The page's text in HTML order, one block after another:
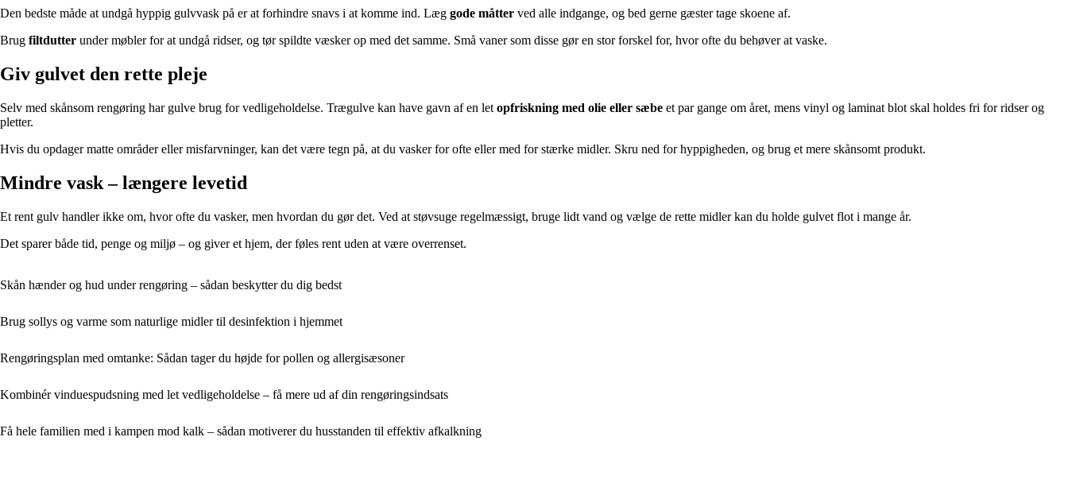
Den bedste måde at undgå hyppig gulvvask på er at forhindre snavs i at komme ind. Læg gode måtter ved alle indgange, og bed gerne gæster tage skoene af.
Brug filtdutter under møbler for at undgå ridser, og tør spildte væsker op med det samme. Små vaner som disse gør en stor forskel for, hvor ofte du behøver at vaske.
Giv gulvet den rette pleje
Selv med skånsom rengøring har gulve brug for vedligeholdelse. Trægulve kan have gavn af en let opfriskning med olie eller sæbe et par gange om året, mens vinyl og laminat blot skal holdes fri for ridser og
pletter.
Hvis du opdager matte områder eller misfarvninger, kan det være tegn på, at du vasker for ofte eller med for stærke midler. Skru ned for hyppigheden, og brug et mere skånsomt produkt.
Mindre vask – længere levetid
Et rent gulv handler ikke om, hvor ofte du vasker, men hvordan du gør det. Ved at støvsuge regelmæssigt, bruge lidt vand og vælge de rette midler kan du holde gulvet flot i mange år.
Det sparer både tid, penge og miljø – og giver et hjem, der føles rent uden at være overrenset.
Skån hænder og hud under rengøring – sådan beskytter du dig bedst
Brug sollys og varme som naturlige midler til desinfektion i hjemmet
Rengøringsplan med omtanke: Sådan tager du højde for pollen og allergisæsoner
Kombinér vinduespudsning med let vedligeholdelse – få mere ud af din rengøringsindsats
Få hele familien med i kampen mod kalk – sådan motiverer du husstanden til effektiv afkalkning